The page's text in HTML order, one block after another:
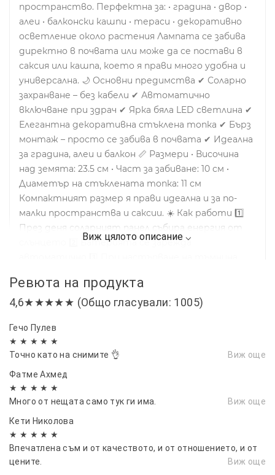
пространство. Перфектна за: • градина • двор •
алеи • балконски кашпи • тераси • декоративно
осветление около растения Лампата се забива
директно в почвата или може да се постави в
саксия или кашпа, което я прави много удобна и
универсална. 🌙 Основни предимства ✔ Соларно
захранване – без кабели ✔ Автоматично
включване при здрач ✔ Ярка бяла LED светлина ✔
Елегантна декоративна стъклена топка ✔ Бърз
монтаж – просто се забива в почвата ✔ Идеална
за градина, алеи и балкон 📏 Размери • Височина
над земята: 23.5 см • Част за забиване: 10 см •
Диаметър на стъклената топка: 11 см
Компактният размер я прави идеална и за по-
малки пространства и саксии. ☀️ Как работи 1️⃣
През деня соларният панел събира енергия от
слънцето 2️⃣ Батерията се зарежда
Само слънчева енергия. 🌿 Идея за декорация
Поставете няколко лампи около цветя, по
създайте уютна вечерна атмосфера с мека бяла
светлина.
Ревюта на продукта
4,6★★★★★ (Общо гласували: 1005)
Гечо Пулев
★ ★ ★ ★ ★
Точно като на снимите 👌
Виж още
Фатме Ахмед
★ ★ ★ ★ ★
Много от нещата само тук ги има.
Виж още
Кети Николова
★ ★ ★ ★ ★
Впечатлена съм и от качеството, и от отношението, и от
цените.
Виж още